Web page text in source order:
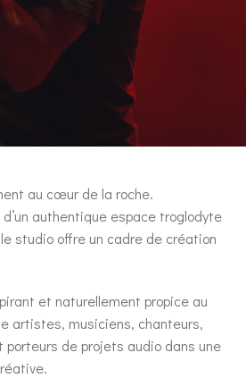
au cœur de la roche.
authentique espace troglodyte
studio offre un cadre de création
et naturellement propice au
artistes, musiciens, chanteurs,
de projets audio dans une